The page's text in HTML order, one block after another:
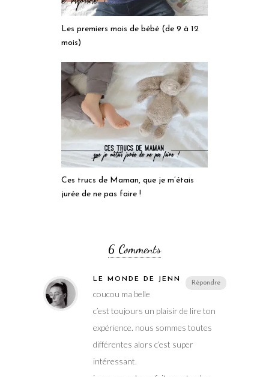
Les premiers mois de bébé (de 9 à 12
mois)
Ces trucs de Maman, que je m’étais
jurée de ne pas faire !
6 Comments
Répondre
LE MONDE DE JENN
coucou ma belle
c’est toujours un plaisir de lire ton
expérience. nous sommes toutes
différentes alors c’est super
intéressant.